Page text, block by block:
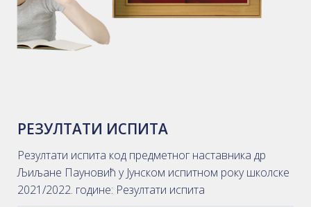
РЕЗУЛТАТИ ИСПИТА
Резултати испита код предметног наставника др
Љиљане Пауновић у Јунском испитном року школске
2021/2022. године: Резултати испита